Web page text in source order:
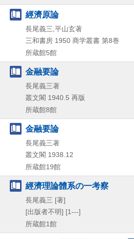
經濟原論
長尾義三,平山玄著
三和書房 1950 商学叢書 第8巻
所蔵館5館
金融要論
長尾義三著
叢文閣 1940.5 再版
所蔵館8館
金融要論
長尾義三著
叢文閣 1938.12
所蔵館19館
經濟理論體系の一考察
長尾義三 [著]
[出版者不明] [1---]
所蔵館1館